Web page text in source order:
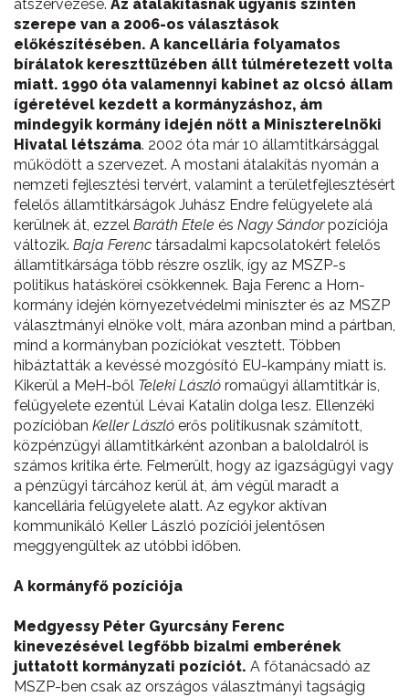
átszervezése. Az átalakításnak ugyanis szintén
szerepe van a 2006-os választások
előkészítésében. A kancellária folyamatos
bírálatok kereszttüzében állt túlméretezett volta
miatt. 1990 óta valamennyi kabinet az olcsó állam
ígéretével kezdett a kormányzáshoz, ám
mindegyik kormány idején nőtt a Miniszterelnöki
Hivatal létszáma. 2002 óta már 10 államtitkársággal
működött a szervezet. A mostani átalakítás nyomán a
nemzeti fejlesztési tervért, valamint a területfejlesztésért
felelős államtitkárságok Juhász Endre felügyelete alá
kerülnek át, ezzel Baráth Etele és Nagy Sándorpozíciója
változik. Baja Ferenc társadalmi kapcsolatokért felelős
államtitkársága több részre oszlik, így az MSZP-s
politikus hatáskörei csökkennek. Baja Ferenc a Horn-
kormány idején környezetvédelmi miniszter és az MSZP
választmányi elnöke volt, mára azonban mind a pártban,
mind a kormányban pozíciókat vesztett. Többen
hibáztatták a kevéssé mozgósító EU-kampány miatt is.
Kikerül a MeH-ből Teleki László romaügyi államtitkár is,
felügyelete ezentúl Lévai Katalin dolga lesz. Ellenzéki
pozícióban Keller László erős politikusnak számított,
közpénzügyi államtitkárként azonban a baloldalról is
számos kritika érte. Felmerült, hogy az igazságügyi vagy
a pénzügyi tárcához kerül át, ám végül maradt a
kancellária felügyelete alatt. Az egykor aktívan
kommunikáló Keller László pozíciói jelentősen
meggyengültek az utóbbi időben.
A kormányfő pozíciója
Medgyessy Péter Gyurcsány Ferenc
kinevezésével legfőbb bizalmi emberének
juttatott kormányzati pozíciót. A főtanácsadó az
MSZP-ben csak az országos választmányi tagságig